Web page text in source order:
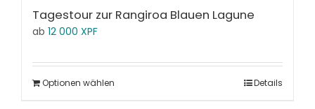
Tagestour zur Rangiroa Blauen Lagune
ab 12 000 XPF
Optionen wählen Details